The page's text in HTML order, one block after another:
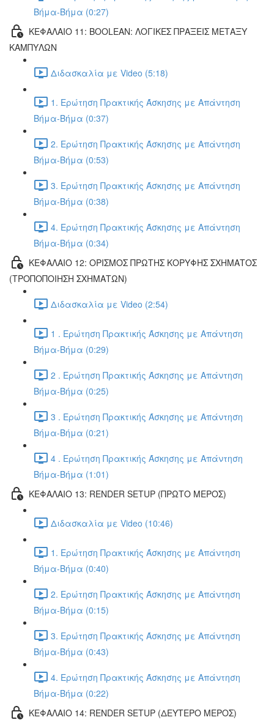
Βήμα-Βήμα (0:27)
ΚΕΦΑΛΑΙΟ 11: BOOLEAN: ΛΟΓΙΚΕΣ ΠΡΑΞΕΙΣ ΜΕΤΑΞΥ
ΚΑΜΠΥΛΩΝ
Διδασκαλία με Video (5:18)
1. Ερώτηση Πρακτικής Άσκησης με Απάντηση
Βήμα-Βήμα (0:37)
2. Ερώτηση Πρακτικής Άσκησης με Απάντηση
Βήμα-Βήμα (0:53)
3. Ερώτηση Πρακτικής Άσκησης με Απάντηση
Βήμα-Βήμα (0:38)
4. Ερώτηση Πρακτικής Άσκησης με Απάντηση
Βήμα-Βήμα (0:34)
ΚΕΦΑΛΑΙΟ 12: ΟΡΙΣΜΟΣ ΠΡΩΤΗΣ ΚΟΡΥΦΗΣ ΣΧΗΜΑΤΟΣ
(ΤΡΟΠΟΠΟΙΗΣΗ ΣΧΗΜΑΤΩΝ)
Διδασκαλία με Video (2:54)
1 . Ερώτηση Πρακτικής Άσκησης με Απάντηση
Βήμα-Βήμα (0:29)
2 . Ερώτηση Πρακτικής Άσκησης με Απάντηση
Βήμα-Βήμα (0:25)
3 . Ερώτηση Πρακτικής Άσκησης με Απάντηση
Βήμα-Βήμα (0:21)
4 . Ερώτηση Πρακτικής Άσκησης με Απάντηση
Βήμα-Βήμα (1:01)
ΚΕΦΑΛΑΙΟ 13: RENDER SETUP (ΠΡΩΤΟ ΜΕΡΟΣ)
Διδασκαλία με Video (10:46)
1. Ερώτηση Πρακτικής Άσκησης με Απάντηση
Βήμα-Βήμα (0:40)
2. Ερώτηση Πρακτικής Άσκησης με Απάντηση
Βήμα-Βήμα (0:15)
3. Ερώτηση Πρακτικής Άσκησης με Απάντηση
Βήμα-Βήμα (0:43)
4. Ερώτηση Πρακτικής Άσκησης με Απάντηση
Βήμα-Βήμα (0:22)
ΚΕΦΑΛΑΙΟ 14: RENDER SETUP (ΔΕΥΤΕΡΟ ΜΕΡΟΣ)